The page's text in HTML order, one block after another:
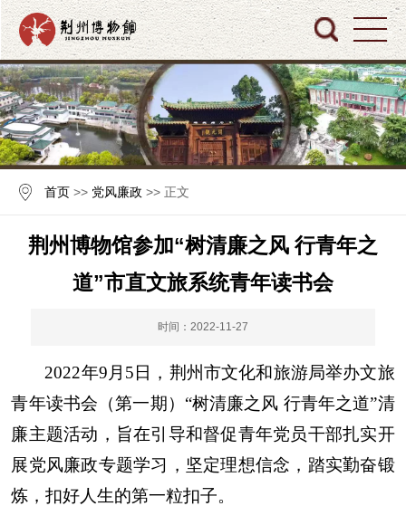
首页 >> 党风廉政 >> 正文
荆州博物馆参加“树清廉之风 行青年之
道”市直文旅系统青年读书会
时间：2022-11-27
2022年9 月 5日，荆州市文化和旅游局举办文旅
青年读书会（第一期）“树清廉之风 行青年之道”清
廉主题活动，旨在引导和督促青年党员干部扎实开
展党风廉政专题学习，坚定理想信念，踏实勤奋锻
炼，扣好人生的第一粒扣子。